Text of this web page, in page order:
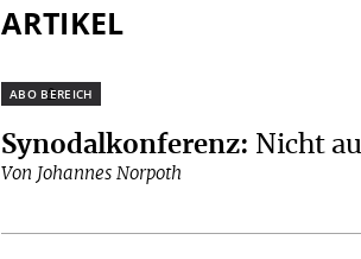
ARTIKEL
Plus
Synodalkonferenz: Nicht
Von Johannes Norpoth